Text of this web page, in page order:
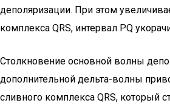
деполяризации. При этом
комплекса QRS, интервал PQ
Столкновение основной волны
дополнительной дельта-волны
сливного комплекса QRS, который